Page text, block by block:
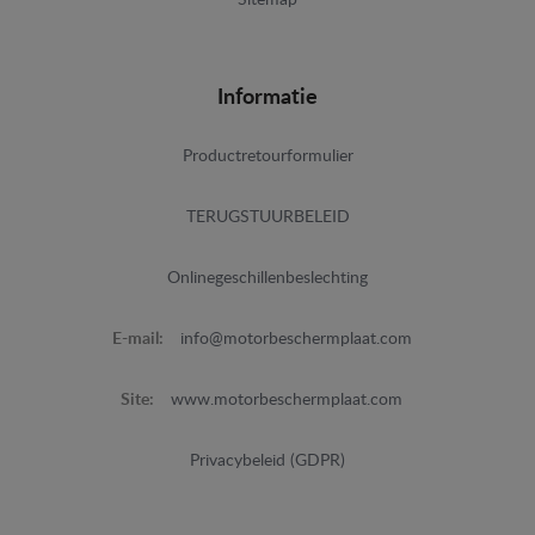
Informatie
Productretourformulier
TERUGSTUURBELEID
Onlinegeschillenbeslechting
E-mail: info@motorbeschermplaat.com
Site: www.motorbeschermplaat.com
Privacybeleid (GDPR)